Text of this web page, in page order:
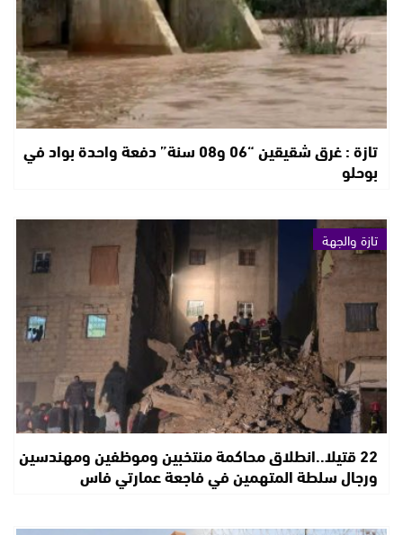
تازة : غرق شقيقين “06 و08 سنة” دفعة واحدة بواد في
بوحلو
تازة والجهة
22 قتيلا..انطلاق محاكمة منتخبين وموظفين ومهندسين
ورجال سلطة المتهمين في فاجعة عمارتي فاس